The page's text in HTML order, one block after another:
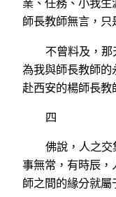
業、任務、小我生
師長教師無言，只
不曾料及，
為我與師長教師
赴西安的楊師長教
四
佛說，人之
事無常，有時辰
師之間的緣分就屬